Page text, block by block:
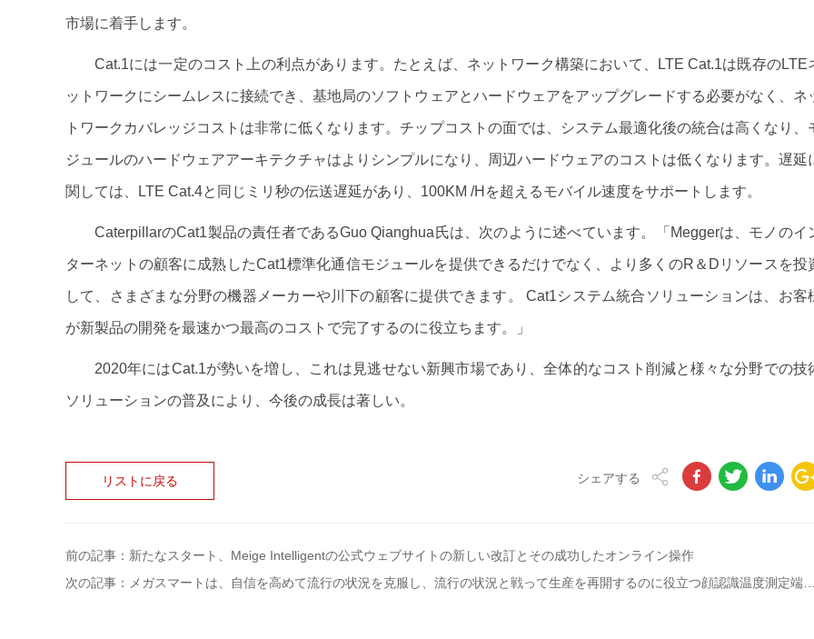
市場に着手します。
Cat.1には一定のコスト上の利点があります。たとえば、ネットワーク構築において、LTE Cat.1は既存のLTE
ットワークにシームレスに接続でき、基地局のソフトウェアとハードウェアをアップグレードする必要がなく、ネ
トワークカバレッジコストは非常に低くなります。チップコストの面では、システム最適化後の統合は高くなり、
ジュールのハードウェアアーキテクチャはよりシンプルになり、周辺ハードウェアのコストは低くなります。遅延
関しては、LTE Cat.4と同じミリ秒の伝送遅延があり、100KM /Hを超えるモバイル速度をサポートします。
CaterpillarのCat1製品の責任者であるGuo Qianghua氏は、次のように述べています。「Meggerは、モノのイ
ターネットの顧客に成熟したCat1標準化通信モジュールを提供できるだけでなく、より多くのR＆Dリソースを投
して、さまざまな分野の機器メーカーや川下の顧客に提供できます。 Cat1システム統合ソリューションは、お客
が新製品の開発を最速かつ最高のコストで完了するのに役立ちます。」
2020年にはCat.1が勢いを増し、これは見逃せない新興市場であり、全体的なコスト削減と様々な分野での技
ソリューションの普及により、今後の成長は著しい。
リストに戻る シェアする
前の記事：新たなスタート、Meige Intelligentの公式ウェブサイトの新しい改訂とその成功したオンライン操作
次の記事：メガスマートは、自信を高めて流行の状況を克服し、流行の状況と戦って生産を再